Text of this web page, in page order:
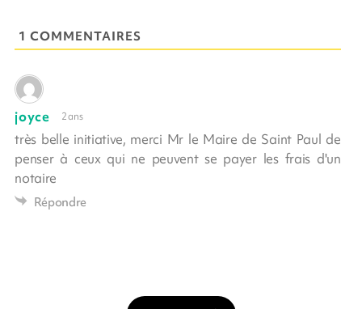
1 COMMENTAIRES
joyce 2 ans
très belle initiative, merci Mr le Maire de Saint Paul de
penser à ceux qui ne peuvent se payer les frais d'un
notaire
Répondre